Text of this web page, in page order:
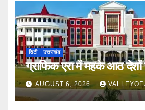
सिटी उत्तराखंड
ग्राफिक एरा में महके आठ
AUGUST 6, 2026